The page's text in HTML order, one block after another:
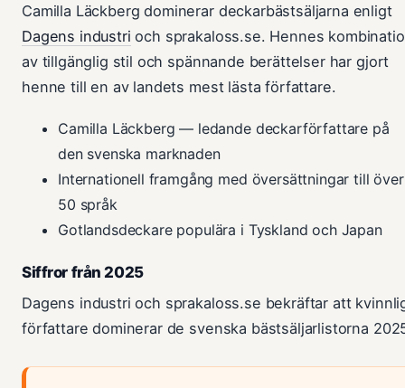
Camilla Läckberg dominerar deckarbästsäljarna enligt
Dagens industri och sprakaloss.se. Hennes
av tillgänglig stil och spännande berättelser har gjort
henne till en av landets mest lästa författare.
Camilla Läckberg — ledande deckarförfattare på
den svenska marknaden
Internationell framgång med översättningar till över
50 språk
Gotlandsdeckare populära i Tyskland och Japan
Siffror från 2025
Dagens industri och sprakaloss.se bekräftar att
författare dominerar de svenska bästsäljarlistorna